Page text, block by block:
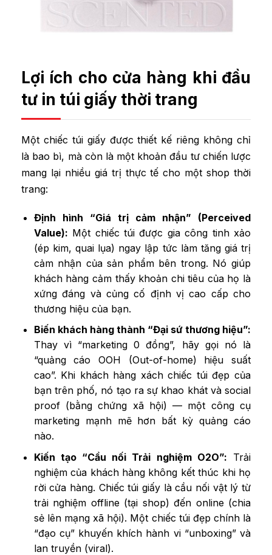
Lợi ích cho cửa hàng khi đầu
tư in túi giấy thời trang
Một chiếc túi giấy được thiết kế riêng không chỉ
là bao bì, mà còn là một khoản đầu tư chiến lược
mang lại nhiều giá trị thực tế cho một shop thời
trang:
Định hình “Giá trị cảm nhận” (Perceived
Value): Một chiếc túi được gia công tinh xảo
(ép kim, quai lụa) ngay lập tức làm tăng giá trị
cảm nhận của sản phẩm bên trong. Nó giúp
khách hàng cảm thấy khoản chi tiêu của họ là
xứng đáng và củng cố định vị cao cấp cho
thương hiệu của bạn.
Biến khách hàng thành “Đại sứ thương hiệu”:
Thay vì “marketing 0 đồng”, hãy gọi nó là
“quảng cáo OOH (Out-of-home) hiệu suất
cao”. Khi khách hàng xách chiếc túi đẹp của
bạn trên phố, nó tạo ra sự khao khát và social
proof (bằng chứng xã hội) — một công cụ
marketing mạnh mẽ hơn bất kỳ quảng cáo
nào.
Kiến tạo “Cầu nối Trải nghiệm O2O”: Trải
nghiệm của khách hàng không kết thúc khi họ
rời cửa hàng. Chiếc túi giấy là cầu nối vật lý từ
trải nghiệm offline (tại shop) đến online (chia
sẻ lên mạng xã hội). Một chiếc túi đẹp chính là
“đạo cụ” khuyến khích hành vi “unboxing” và
lan truyền (viral).